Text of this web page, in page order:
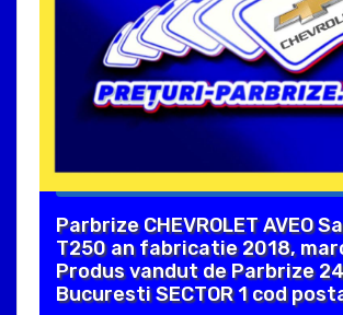
Parbrize CHEVROLET AVEO
T250 an fabricatie 2018,
Produs vandut de Parbrize
Bucuresti SECTOR 1 cod